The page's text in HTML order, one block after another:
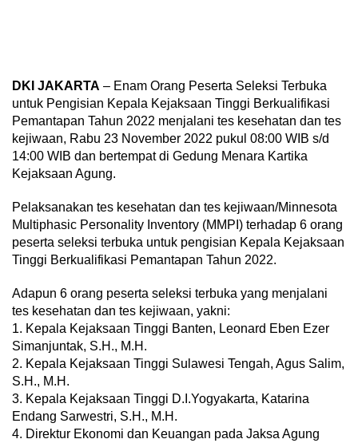
DKI JAKARTA – Enam Orang Peserta Seleksi Terbuka
untuk Pengisian Kepala Kejaksaan Tinggi Berkualifikasi
Pemantapan Tahun 2022 menjalani tes kesehatan dan tes
kejiwaan, Rabu 23 November 2022 pukul 08:00 WIB s/d
14:00 WIB dan bertempat di Gedung Menara Kartika
Kejaksaan Agung.
Pelaksanakan tes kesehatan dan tes kejiwaan/Minnesota
Multiphasic Personality Inventory (MMPI) terhadap 6 orang
peserta seleksi terbuka untuk pengisian Kepala Kejaksaan
Tinggi Berkualifikasi Pemantapan Tahun 2022.
Adapun 6 orang peserta seleksi terbuka yang menjalani
tes kesehatan dan tes kejiwaan, yakni:
1. Kepala Kejaksaan Tinggi Banten, Leonard Eben Ezer
Simanjuntak, S.H., M.H.
2. Kepala Kejaksaan Tinggi Sulawesi Tengah, Agus Salim,
S.H., M.H.
3. Kepala Kejaksaan Tinggi D.I.Yogyakarta, Katarina
Endang Sarwestri, S.H., M.H.
4. Direktur Ekonomi dan Keuangan pada Jaksa Agung